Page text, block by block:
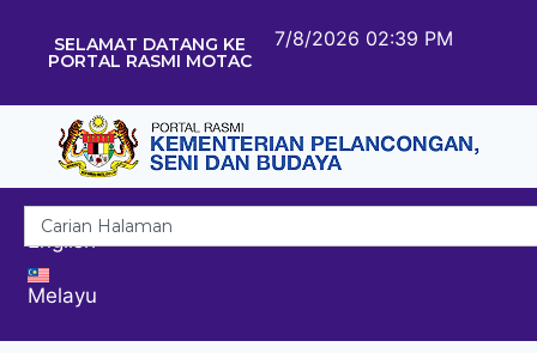
SELAMAT DATANG KE
PORTAL RASMI MOTAC
7/8/2026 02:39 PM
English
Melayu